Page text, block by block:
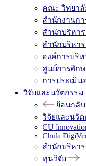
คณะ วิทยาลั
สำนักงานกา
สำนักบริหา
สำนักบริหา
องค์การบริ
ศูนย์การศึกษ
การประเมิน
วิจัยและนวัตกรรม
ย้อนกลับ
วิจัยและนวัต
CU
Chula
สำนักบริหาร
ทุนวิจัย